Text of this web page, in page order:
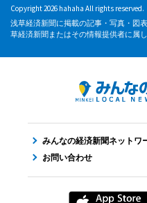
Copyright 2026 hahaha All rights reserved.
浅草経済新聞に掲載の記事・写真・図
草経済新聞またはその情報提供者に属し
みんなの経済新聞ネットワ
お問い合わせ